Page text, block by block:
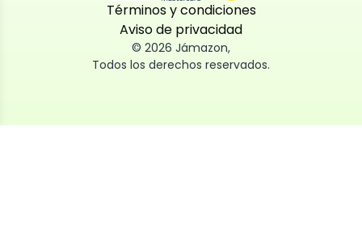
Términos y condiciones
Aviso de privacidad
© 2026 Jámazon,
Todos los derechos reservados.